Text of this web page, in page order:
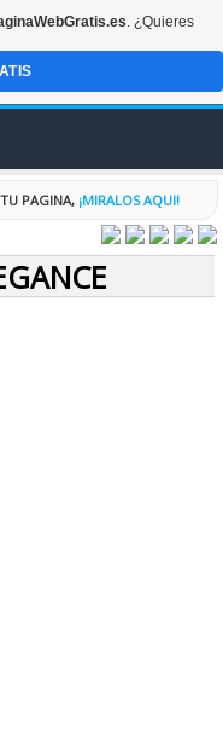
PAGINA, ¡MIRALOS AQUI!
. ¿Quieres